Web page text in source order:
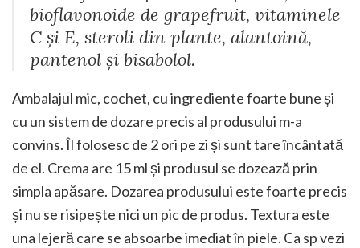
bioflavonoide de grapefruit, vitaminele
C și E, steroli din plante, alantoină,
pantenol și bisabolol.
Ambalajul mic, cochet, cu ingrediente foarte bune și
cu un sistem de dozare precis al produsului m-a
convins. Îl folosesc de 2 ori pe zi și sunt tare încântată
de el. Crema are 15 ml și produsul se dozează prin
simpla apăsare. Dozarea produsului este foarte precis
și nu se risipește nici un pic de produs. Textura este
una lejeră care se absoarbe imediat în piele. Ca sp vezi